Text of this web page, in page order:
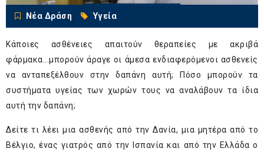
Νέα Δράση Υγεία
Κάποιες ασθένειες απαιτούν θεραπείες με ακριβά
φάρμακα...μπορούν άραγε οι άμεσα ενδιαφερόμενοι ασθενείς
να ανταπεξέλθουν στην δαπάνη αυτή; Πόσο μπορούν τα
συστήματα υγείας των χωρών τους να αναλάβουν τα ίδια
αυτή την δαπάνη;
Δείτε τι λέει μια ασθενής από την Δανία, μια μητέρα από το
Βέλγιο, ένας γιατρός από την Ισπανία και από την Ελλάδα ο